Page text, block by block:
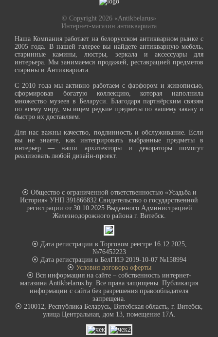
© Copyright 2026 «Antikbelarus»
Интернет-магазин антиквариата
Наша Компания работает на белорусском антикварном рынке с
2005 года. В нашей галерее вы найдете антикварную мебель,
старинные камины, люстры, зеркала и аксессуары для
интерьера. Мы занимаемся продажей, реставрацией предметов
старины и Антиквариата.
С 2010 года мы активно работаем с фарфором и живописью,
сформировав богатую коллекцию, которая наполнила
множество музеев в Беларуси. Благодаря партнёрским связям
по всему миру, мы ищем редкие предметы по вашему заказу и
быстро их доставляем.
Для нас важны качество, подлинность и обслуживание. Если
вы не знаете, как интегрировать выбранные предметы в
интерьер — наши архитекторы и декораторы помогут
реализовать любой дизайн-проект.
⦿ Общество с ограниченной ответственностью «Усадьба и
История» УНП 391866832 Свидетельство о государственной
регистрации от 30.10.2025 Выданного Администрацией
Железнодорожного района г. Витебск.
⦿ Дата регистрации в Торговом реестре 16.12.2025,
№76452223
⦿ Дата регистрации в БелГИЭ 2019-10-07 №158994
⦿ Условия договора оферты
⦿ Вся информация на сайте – собственность интернет-
магазина Antikbelarus.by. Все права защищены. Публикация
информации с сайта без разрешения правообладателя
запрещена.
⦿ 210012, Республика Беларусь, Витебская область, г. Витебск,
улица Центральная, дом 13, помещение 17А.